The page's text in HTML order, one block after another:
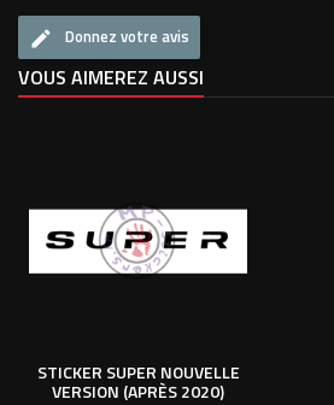
Donnez votre avis
VOUS AIMEREZ AUSSI
STICKER SUPER NOUVELLE
VERSION (APRÈS 2020)